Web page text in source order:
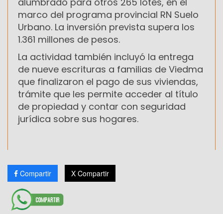
marco del programa provincial RN Suelo
Urbano. La inversión prevista supera los
1.361 millones de pesos.
La actividad también incluyó la entrega
de nueve escrituras a familias de Viedma
que finalizaron el pago de sus viviendas,
trámite que les permite acceder al título
de propiedad y contar con seguridad
jurídica sobre sus hogares.
Compartir X Compartir